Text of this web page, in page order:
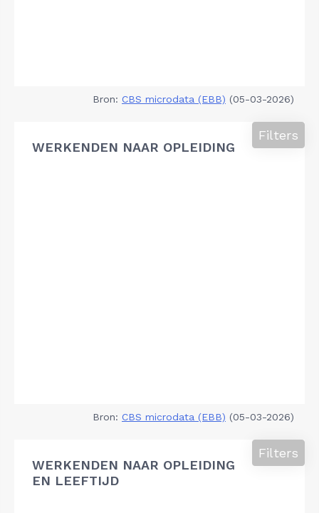
Bron: CBS microdata (EBB) (05-03-2026)
WERKENDEN NAAR OPLEIDING
Filters
Bron: CBS microdata (EBB) (05-03-2026)
WERKENDEN NAAR OPLEIDING
EN LEEFTIJD
Filters